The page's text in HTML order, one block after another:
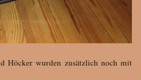
Höcker wurden zusätzlich noch mit